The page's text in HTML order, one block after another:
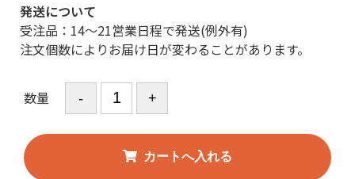
発送について
受注品：14〜21営業日程で発送(例外有)
注文個数によりお届け日が変わることがあります。
数量